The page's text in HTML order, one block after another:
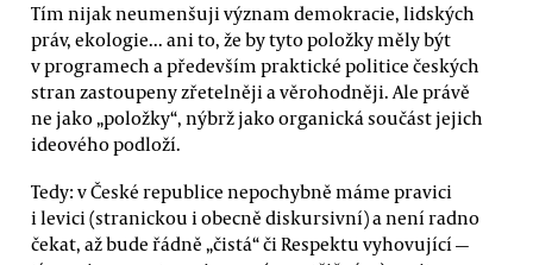
Tím nijak neumenšuji význam demokracie, lidských
práv, ekologie... ani to, že by tyto položky měly být
v programech a především praktické politice českých
stran zastoupeny zřetelněji a věrohodněji. Ale právě
ne jako „položky“, nýbrž jako organická součást jejich
ideového podloží.
Tedy: v České republice nepochybně máme pravici
i levici (stranickou i obecně diskursivní) a není radno
čekat, až bude řádně „čistá“ či Respektu vyhovující —